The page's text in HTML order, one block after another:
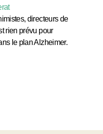
directeurs de
rien prévu pour
le plan Alzheimer.